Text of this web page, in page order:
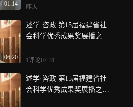
| 01:14 昨天
06:20
述学·咨政 第15届福建省社
会科学优秀成果奖展播之二
权合理使用制度的重塑》
1评论07-31
述学·咨政 第15届福建省社
会科学优秀成果奖展播之二